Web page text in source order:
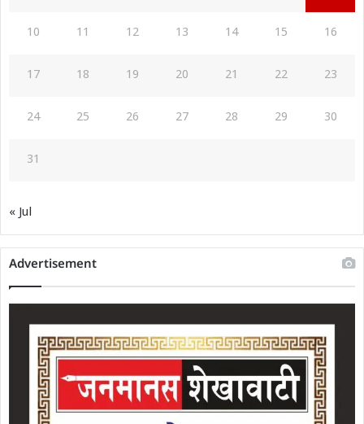
10 11 12 13 14 15 16
17 18 19 20 21 22 23
24 25 26 27 28 29 30
31
« Jul
Advertisement